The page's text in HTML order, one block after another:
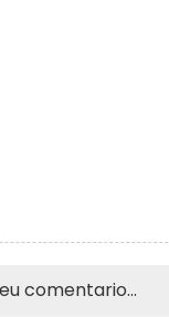
comentario...